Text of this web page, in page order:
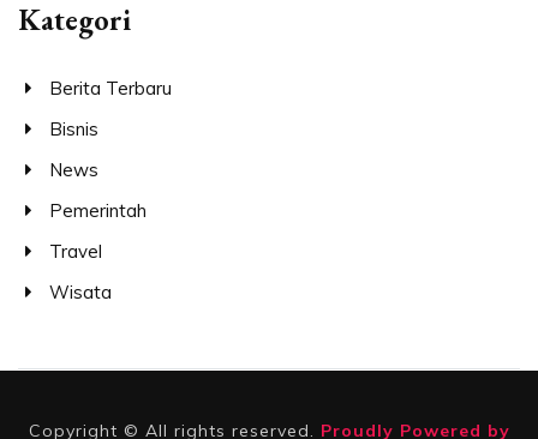
Kategori
Berita Terbaru
Bisnis
News
Pemerintah
Travel
Wisata
Copyright © All rights reserved. Proudly Powered by